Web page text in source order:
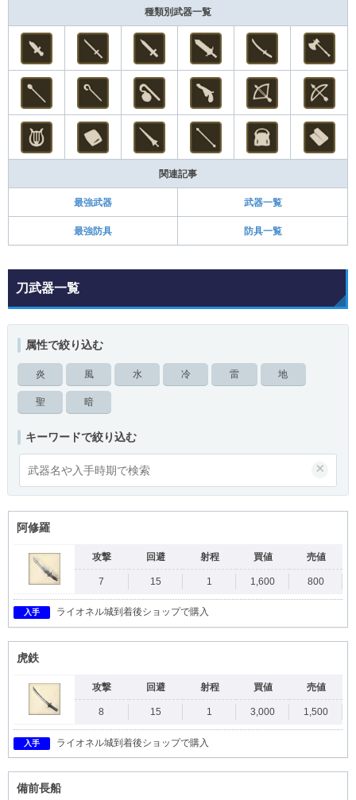
種類別武器一覧
関連記事
最強武器 武器一覧
最強防具 防具一覧
刀武器一覧
属性で絞り込む
炎 風 水 冷 雷 地
聖 暗
キーワードで絞り込む
×
阿修羅
攻撃 回避 射程 買値 売値
7 15 1 1,600 800
入手 ライオネル城到着後ショップで購入
虎鉄
攻撃 回避 射程 買値 売値
8 15 1 3,000 1,500
入手 ライオネル城到着後ショップで購入
備前長船